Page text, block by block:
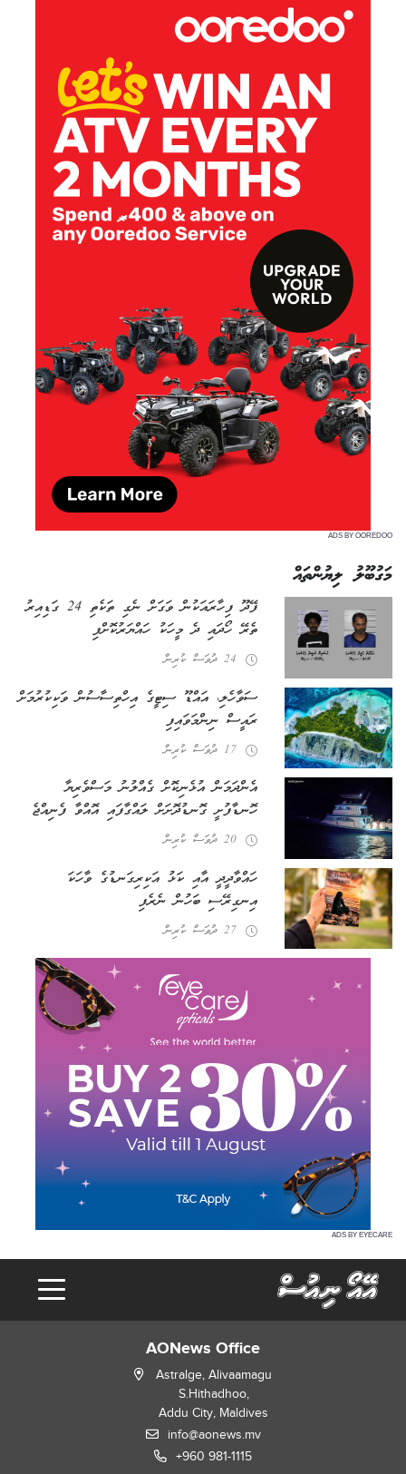
ADS BY OOREDOO
މަގުބޫލު ލިޔުންތައް
ފޭދޫ ފިހާރައަކުން ވަގަށް ނެގި ތަކެތި 24 ގަޑިއިރު
ތެރޭ ހޯދައި ދެ މީހަކު ހައްޔަރުކޮށްފި
24 ދުވަސް ކުރިން
ސަވާހެލި، އައްޑޫ ސިޓީގެ އިހްތިސާސުން ވަކިކުރުމަށް
ރައީސް ނިންމަވައިފި
17 ދުވަސް ކުރިން
އެންދަމަން އުޅެނިކޮށް ގެއްލުނު މަސްވެރިޔާ
ހޮނޑާފުށީ ގޮނޑުދޮށަށް ލައްގާފައި އޮއްވާ ފެނިއްޖެ
20 ދުވަސް ކުރިން
ހައްވާދީދީ އާއި ކަޅު އަކިރިގަނޑުގެ ވާހަކަ
އިނގިރޭސި ބަހުން ނެރެފި
27 ދުވަސް ކުރިން
ADS BY EYECARE
AONews Office
Astralge, Alivaamagu
S.Hithadhoo,
Addu City, Maldives
info@aonews.mv
+960 981-1115